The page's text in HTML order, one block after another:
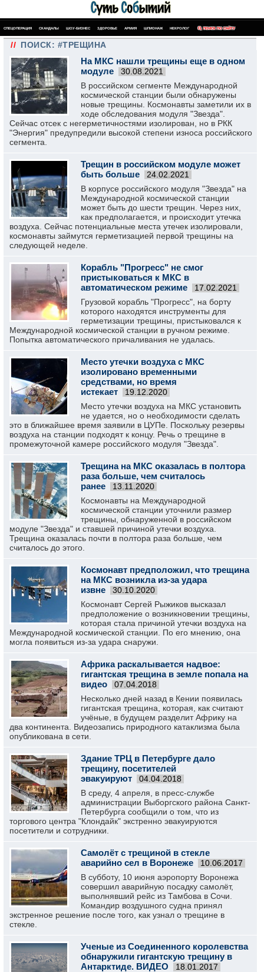
СПЕЦОПЕРАЦИЯ СКАНДАЛЫ ШОУ-БИЗНЕС ЗДОРОВЬЕ АРМИЯ ШПИОНАЖ НЕКРОЛОГ ПОИСК ПО САЙТУ
// ПОИСК: #ТРЕЩИНА
На МКС нашли трещины еще в одном
модуле
30.08.2021
В российском сегменте Международной
космической станции были обнаружены
новые трещины. Космонавты заметили их в
ходе обследования модуля "Звезда".
Сейчас отсек с негерметичностями изолирован, но в РКК
"Энергия" предупредили высокой степени износа российского
сегмента.
Трещин в российском модуле может
быть больше
24.02.2021
В корпусе российского модуля "Звезда" на
Международной космической станции
может быть до шести трещин. Через них,
как предполагается, и происходит утечка
воздуха. Сейчас потенциальные места утечек изолировали,
космонавты займутся герметизацией первой трещины на
следующей неделе.
Корабль "Прогресс" не смог
пристыковаться к МКС в
автоматическом режиме
17.02.2021
Грузовой корабль "Прогресс", на борту
которого находятся инструменты для
герметизации трещины, пристыковался к
Международной космической станции в ручном режиме.
Попытка автоматического причаливания не удалась.
Место утечки воздуха с МКС
изолировано временными
средствами, но время
истекает
19.12.2020
Место утечки воздуха на МКС установить
не удается, но о необходимости сделать
это в ближайшее время заявили в ЦУПе. Поскольку резервы
воздуха на станции подходят к концу. Речь о трещине в
промежуточной камере российского модуля "Звезда".
Трещина на МКС оказалась в полтора
раза больше, чем считалось
ранее
13.11.2020
Космонавты на Международной
космической станции уточнили размер
трещины, обнаруженной в российском
модуле "Звезда" и ставшей причиной утечки воздуха.
Трещина оказалась почти в полтора раза больше, чем
считалось до этого.
Космонавт предположил, что трещина
на МКС возникла из-за удара
извне
30.10.2020
Космонавт Сергей Рыжиков высказал
предположение о возникновении трещины,
которая стала причиной утечки воздуха на
Международной космической станции. По его мнению, она
могла появиться из-за удара снаружи.
Африка раскалывается надвое:
гигантская трещина в земле попала на
видео
07.04.2018
Несколько дней назад в Кении появилась
гигантская трещина, которая, как считают
учёные, в будущем разделит Африку на
два континента. Видеозапись природного катаклизма была
опубликована в сети.
Здание ТРЦ в Петербурге дало
трещину, посетителей
эвакуируют
04.04.2018
В среду, 4 апреля, в пресс-службе
администрации Выборгского района Санкт-
Петербурга сообщили о том, что из
торгового центра "Клондайк" экстренно эвакуируются
посетители и сотрудники.
Самолёт с трещиной в стекле
аварийно сел в Воронеже
10.06.2017
В субботу, 10 июня аэропорту Воронежа
совершил аварийную посадку самолёт,
выполнявший рейс из Тамбова в Сочи.
Командир воздушного судна принял
экстренное решение после того, как узнал о трещине в
стекле.
Ученые из Соединенного королевства
обнаружили гигантскую трещину в
Антарктиде‍. ВИДЕО
18.01.2017